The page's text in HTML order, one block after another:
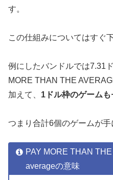
す。
この仕組みについてはすぐ
例にしたバンドルでは7.31
MORE THAN THE
加えて、 1ドル枠のゲームも
つまり合計6個のゲームが手
PAY MORE THAN
averageの意味